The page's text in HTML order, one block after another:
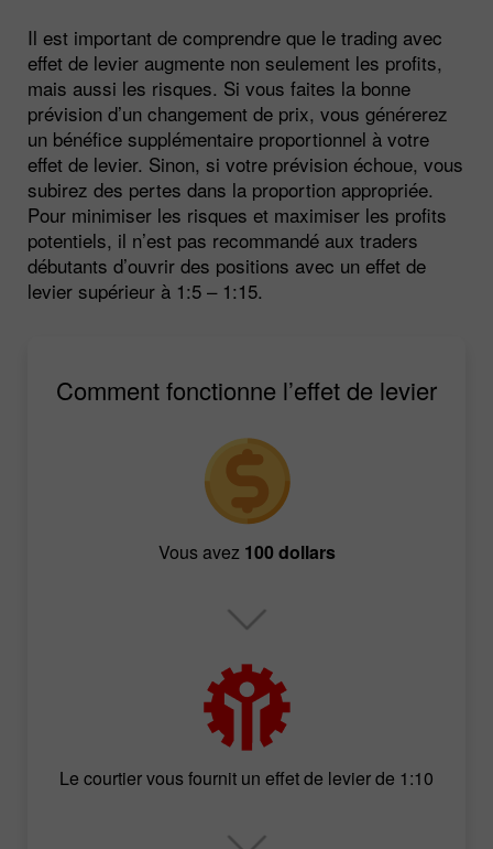
Il est important de comprendre que le trading avec
effet de levier augmente non seulement les profits,
mais aussi les risques. Si vous faites la bonne
prévision d’un changement de prix, vous générerez
un bénéfice supplémentaire proportionnel à votre
effet de levier. Sinon, si votre prévision échoue, vous
subirez des pertes dans la proportion appropriée.
Pour minimiser les risques et maximiser les profits
potentiels, il n’est pas recommandé aux traders
débutants d’ouvrir des positions avec un effet de
levier supérieur à 1:5 – 1:15.
Comment fonctionne l’effet de levier
Vous avez 100 dollars
Le courtier vous fournit un effet de levier de 1:10